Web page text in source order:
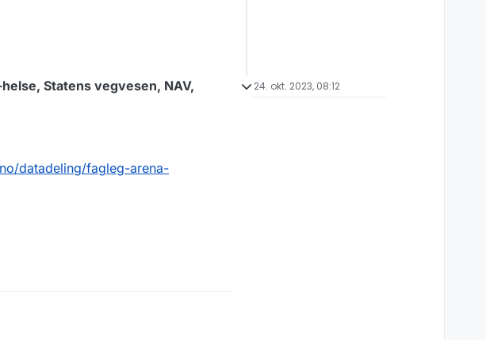
Statens vegvesen, NAV,
datadeling/fagleg-arena-
24. okt. 2023, 08:12